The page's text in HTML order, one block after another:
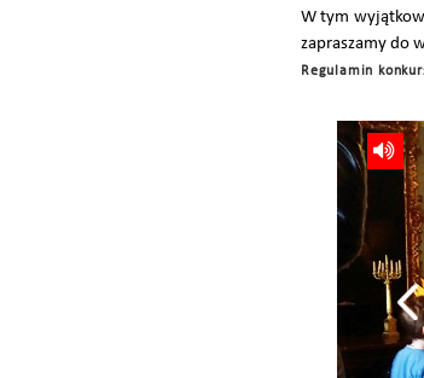
W tym
zapraszamy do
Regulamin